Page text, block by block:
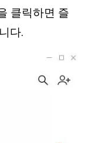
클릭하면 즐
다.